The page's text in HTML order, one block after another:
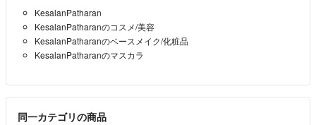
商品の使用の物、新品の物さまざまですが
“ご理解の上” と記載しておりますのでご購入頂いた時点で
お客様の都合での返品はできかねます
みなさまと良い縁がありますように☆*:.｡.
〓〓〓〓〓〓
KesalanPatharan
KesalanPatharanのコスメ/美容
KesalanPatharanのベースメイク/化粧品
KesalanPatharanのマスカラ
同一カテゴリの商品